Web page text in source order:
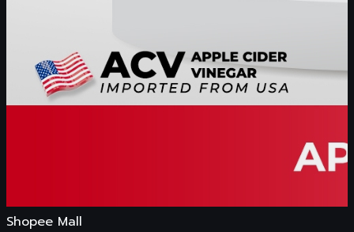
Shopee Mall